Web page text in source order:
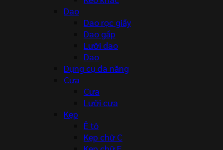
Dao
Dao rọc giấy
Dao gấp
Lưỡi dao
Dao
Dụng cụ đa năng
Cưa
Cưa
Lưỡi cưa
Kẹp
Ê tô
Kẹp chữ C